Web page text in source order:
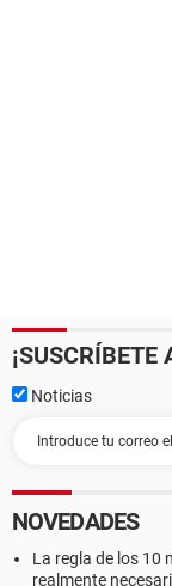
¡SUSCRÍBETE
Noticias
NOVEDADES
La regla de los 10
realmente